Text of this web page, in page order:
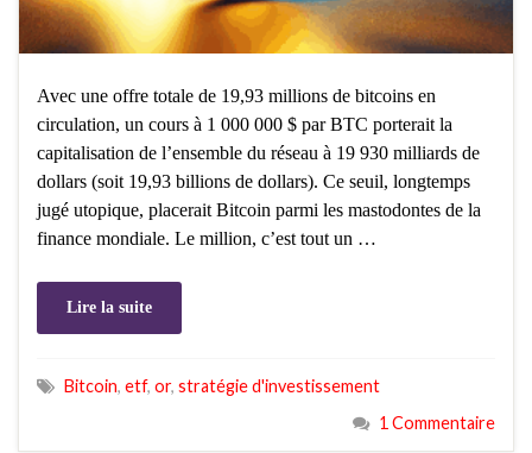
Avec une offre totale de 19,93 millions de bitcoins en
circulation, un cours à 1 000 000 $ par BTC porterait la
capitalisation de l’ensemble du réseau à 19 930 milliards de
dollars (soit 19,93 billions de dollars). Ce seuil, longtemps
jugé utopique, placerait Bitcoin parmi les mastodontes de la
finance mondiale. Le million, c’est tout un …
Lire la suite
Bitcoin, etf, or, stratégie d'investissement
1 Commentaire